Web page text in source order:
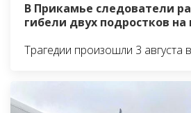
В Прикамье следователи
гибели двух подростков на
Трагедии произошли 3 августа